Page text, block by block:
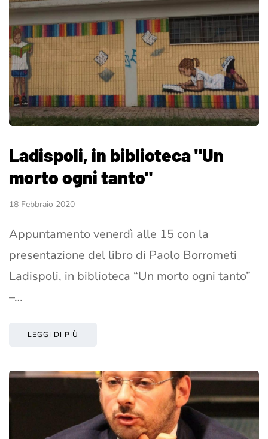
Ladispoli, in biblioteca "Un
morto ogni tanto"
18 Febbraio 2020
Appuntamento venerdì alle 15 con la
presentazione del libro di Paolo Borrometi
Ladispoli, in biblioteca “Un morto ogni tanto”
–…
LEGGI DI PIÙ